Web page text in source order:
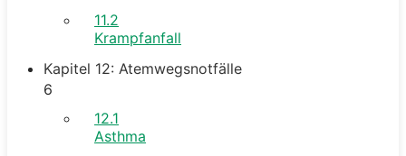
11.2
Krampfanfall
Kapitel 12: Atemwegsnotfälle
6
12.1
Asthma